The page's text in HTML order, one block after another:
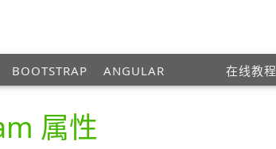
BOOTSTRAP ANGULAR 在线教程
属性